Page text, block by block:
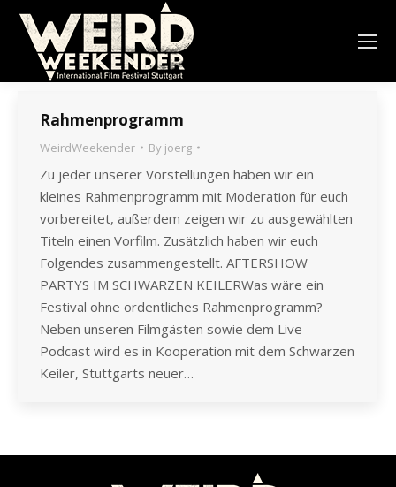
Rahmenprogramm
WeirdWeekender By joerg
Zu jeder unserer Vorstellungen haben wir ein
kleines Rahmenprogramm mit Moderation für euch
vorbereitet, außerdem zeigen wir zu ausgewählten
Titeln einen Vorfilm. Zusätzlich haben wir euch
Folgendes zusammengestellt. AFTERSHOW
PARTYS IM SCHWARZEN KEILERWas wäre ein
Festival ohne ordentliches Rahmenprogramm?
Neben unseren Filmgästen sowie dem Live-
Podcast wird es in Kooperation mit dem Schwarzen
Keiler, Stuttgarts neuer…